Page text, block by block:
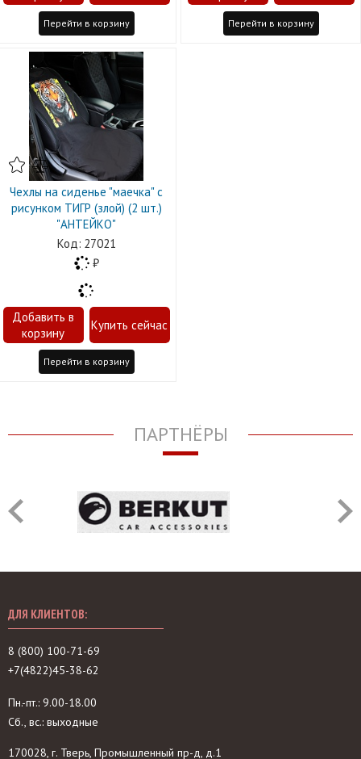
Перейти в корзину Перейти в корзину
Чехлы на сиденье "маечка" с
рисунком ТИГР (злой) (2 шт.)
"АНТЕЙКО"
27021
Перейти в корзину
ПАРТНЁРЫ
ДЛЯ КЛИЕНТОВ:
8 (800) 100-71-69
+7(4822)45-38-62
Пн.-пт.: 9.00-18.00
Сб., вс.: выходные
170028, г. Тверь, Промышленный пр-д, д.1